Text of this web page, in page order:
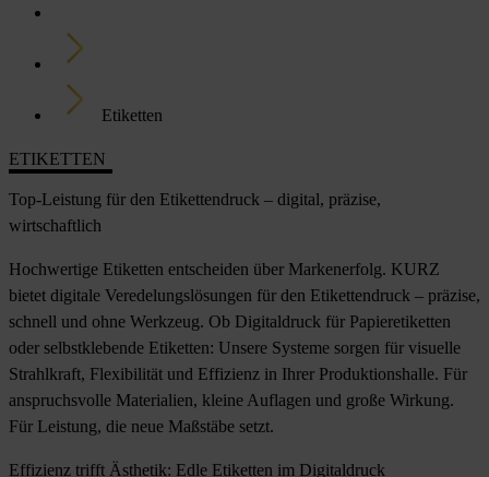
Etiketten
ETIKETTEN
Top-Leistung für den Etikettendruck – digital, präzise,
wirtschaftlich
Hochwertige Etiketten entscheiden über Markenerfolg. KURZ
bietet digitale Veredelungslösungen für den Etikettendruck – präzise,
schnell und ohne Werkzeug. Ob Digitaldruck für Papieretiketten
oder selbstklebende Etiketten: Unsere Systeme sorgen für visuelle
Strahlkraft, Flexibilität und Effizienz in Ihrer Produktionshalle. Für
anspruchsvolle Materialien, kleine Auflagen und große Wirkung.
Für Leistung, die neue Maßstäbe setzt.
Effizienz trifft Ästhetik: Edle Etiketten im Digitaldruck